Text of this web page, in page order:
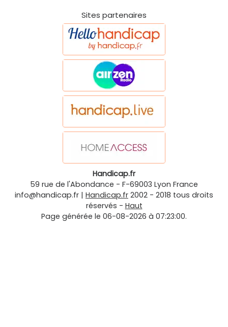
Sites partenaires
Handicap.fr
59 rue de l'Abondance - F-69003 Lyon France
info@handicap.fr | Handicap.fr 2002 - 2018 tous droits
réservés - Haut
Page générée le 06-08-2026 à 07:23:00.